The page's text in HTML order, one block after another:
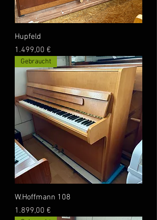
Hupfeld
Preis
1.499,00 €
Gebraucht
W.Hoffmann 108
Preis
1.899,00 €